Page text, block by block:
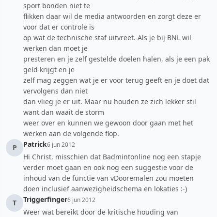
sport bonden niet te
flikken daar wil de media antwoorden en zorgt deze er
voor dat er controle is
op wat de technische staf uitvreet. Als je bij BNL wil
werken dan moet je
presteren en je zelf gestelde doelen halen, als je een pak
geld krijgt en je
zelf mag zeggen wat je er voor terug geeft en je doet dat
vervolgens dan niet
dan vlieg je er uit. Maar nu houden ze zich lekker stil
want dan waait de storm
weer over en kunnen we gewoon door gaan met het
werken aan de volgende flop.
P
Patrick6 jun 2012
Hi Christ, misschien dat Badmintonline nog een stapje
verder moet gaan en ook nog een suggestie voor de
inhoud van de functie van vDooremalen zou moeten
doen inclusief aanwezigheidschema en lokaties :-)
T
Triggerfinger6 jun 2012
Weer wat bereikt door de kritische houding van